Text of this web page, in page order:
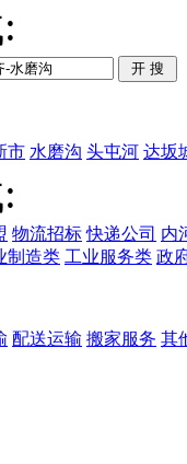
市 水磨沟 头屯河 达坂
物流招标 快递公司 内
制造类 工业服务类 政
配送运输 搬家服务 其